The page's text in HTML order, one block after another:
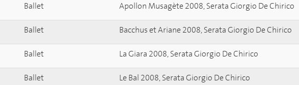
Ballet Apollon Musagète 2008, Serata Giorgio De Chirico
Ballet Bacchus et Ariane 2008, Serata Giorgio De Chirico
Ballet La Giara 2008, Serata Giorgio De Chirico
Ballet Le Bal 2008, Serata Giorgio De Chirico